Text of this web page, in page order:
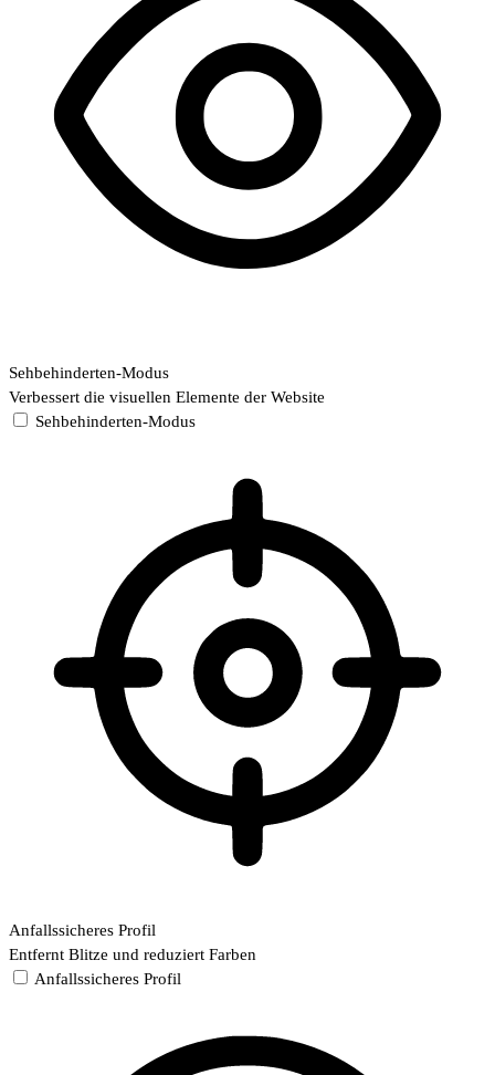
Sehbehinderten-Modus
Verbessert die visuellen Elemente der Website
Sehbehinderten-Modus
Anfallssicheres Profil
Entfernt Blitze und reduziert Farben
Anfallssicheres Profil